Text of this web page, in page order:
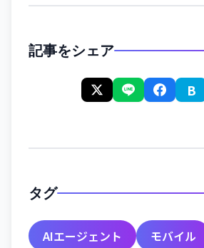
記事をシェア
B
タグ
AIエージェント
モバイル